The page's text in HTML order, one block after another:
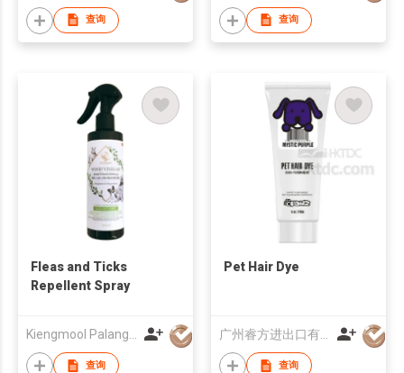
查询 查询
Fleas and Ticks
Repellent Spray
查询
Pet Hair Dye
查询